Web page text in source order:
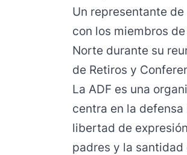
Un representante
con los miembros
Norte durante su
de Retiros y
La ADF es una
centra en la
libertad de
padres y la santidad